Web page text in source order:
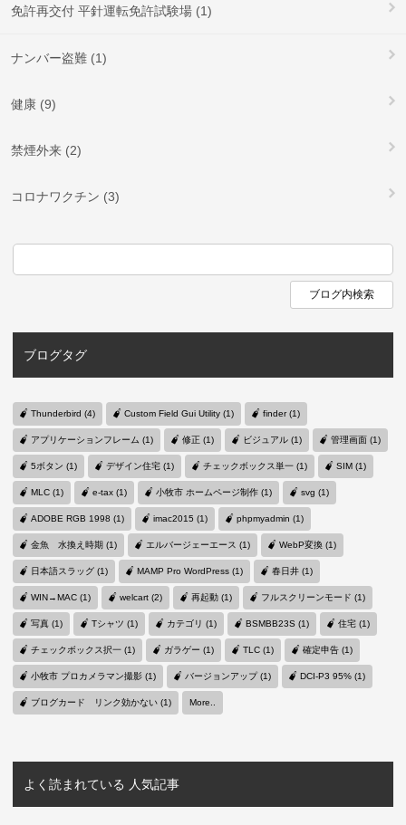
免許再交付 平針運転免許試験場 (1)
ナンバー盗難 (1)
健康 (9)
禁煙外来 (2)
コロナワクチン (3)
ブログタグ
Thunderbird (4) Custom Field Gui Utility (1) finder (1)
アプリケーションフレーム (1) 修正 (1) ビジュアル (1) 管理画面 (1)
5ボタン (1) デザイン住宅 (1) チェックボックス単一 (1) SIM (1)
MLC (1) e-tax (1) 小牧市 ホームページ制作 (1) svg (1)
ADOBE RGB 1998 (1) imac2015 (1) phpmyadmin (1)
金魚 水換え時期 (1) エルバージェーエース (1) WebP変換 (1)
日本語スラッグ (1) MAMP Pro WordPress (1) 春日井 (1)
WIN→MAC (1) welcart (2) 再起動 (1) フルスクリーンモード (1)
写真 (1) Tシャツ (1) カテゴリ (1) BSMBB23S (1) 住宅 (1)
チェックボックス択一 (1) ガラゲー (1) TLC (1) 確定申告 (1)
小牧市 プロカメラマン撮影 (1) バージョンアップ (1) DCI-P3 95% (1)
ブログカード リンク効かない (1) More..
よく読まれている 人気記事